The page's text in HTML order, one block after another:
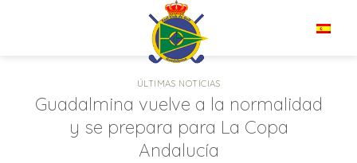
ÚLTIMAS NOTICIAS
Guadalmina vuelve a la normalidad
y se prepara para La Copa
Andalucía